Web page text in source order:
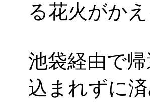
る花火がか
池袋経由で
込まれずに